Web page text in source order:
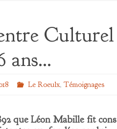
Culturel
ans…
Le Roeulx, Témoignages
que Léon Mabille fit